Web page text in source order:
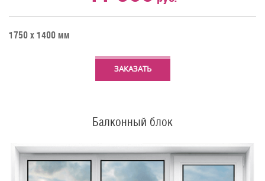
1750 х 1400 мм
ЗАКАЗАТЬ
Балконный блок